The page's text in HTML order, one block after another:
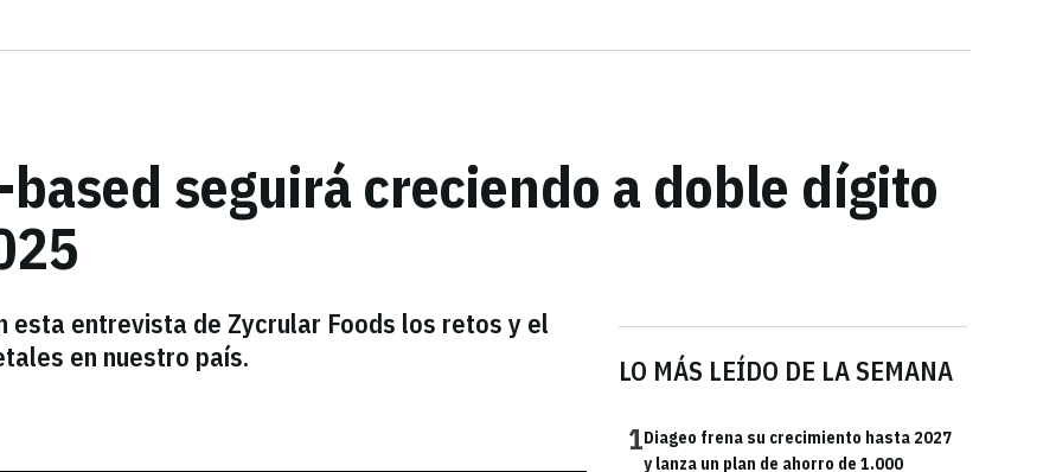
seguirá creciendo a doble dígito
esta entrevista de Zycrular Foods los retos y el
en nuestro país.
LO MÁS LEÍDO DE LA SEMANA
1Diageo frena su crecimiento hasta 2027
y lanza un plan de ahorro de 1.000